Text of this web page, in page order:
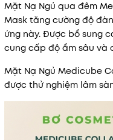
Mặt Nạ Ngủ qua đêm
Mask tăng cường độ
ứng này. Được bổ sung
cung cấp độ ẩm sâu và
Mặt Nạ Ngủ Medicube
được thử nghiệm lâm